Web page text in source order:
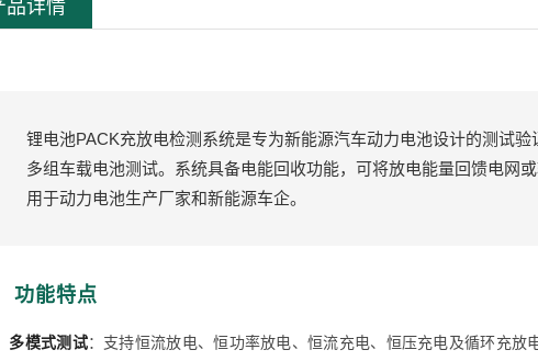
品详情
锂电池PACK充放电检测系统是专为新能源汽车动力电池设计的测试
多组车载电池测试。系统具备电能回收功能，可将放电能量回馈电网
用于动力电池生产厂家和新能源车企。
功能特点
多模式测试：支持恒流放电、恒功率放电、恒流充电、恒压充电及循环充放